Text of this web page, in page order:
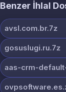
Benzer İhlal
avsl.com.br.7z
gosuslugi.ru.7z
aas-crm-